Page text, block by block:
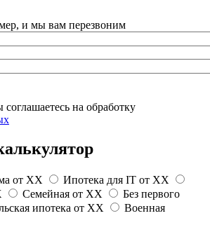
и мы вам перезвоним
соглашаетесь на обработку
от XX Ипотека для IT от XX
Семейная от XX
Без первого
ипотека от XX
Военная